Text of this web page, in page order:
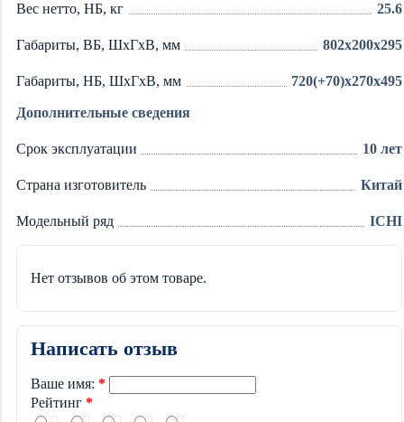
Вес нетто, НБ, кг 25.6
Габариты, ВБ, ШхГхВ, мм 802х200х295
Габариты, НБ, ШхГхВ, мм 720(+70)х270х495
Дополнительные сведения
Срок эксплуатации 10 лет
Страна изготовитель Китай
Модельный ряд ICHI
Нет отзывов об этом товаре.
Написать отзыв
Ваше имя:
Рейтинг